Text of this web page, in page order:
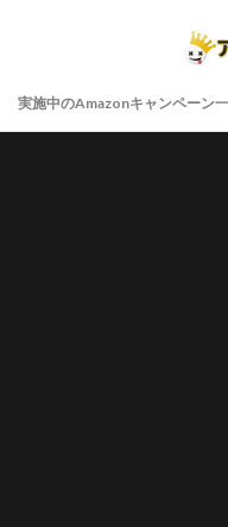
実施中のAmazonキャンペーン